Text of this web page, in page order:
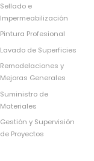
Sellado e
Impermeabilización
Pintura Profesional
Lavado de Superficies
Remodelaciones y
Mejoras Generales
Suministro de
Materiales
Gestión y Supervisión
de Proyectos